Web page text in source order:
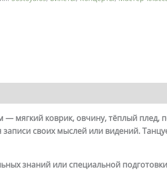
мягкий коврик, овчину, тёплый плед,
своих мыслей или видений.
знаний или специальной